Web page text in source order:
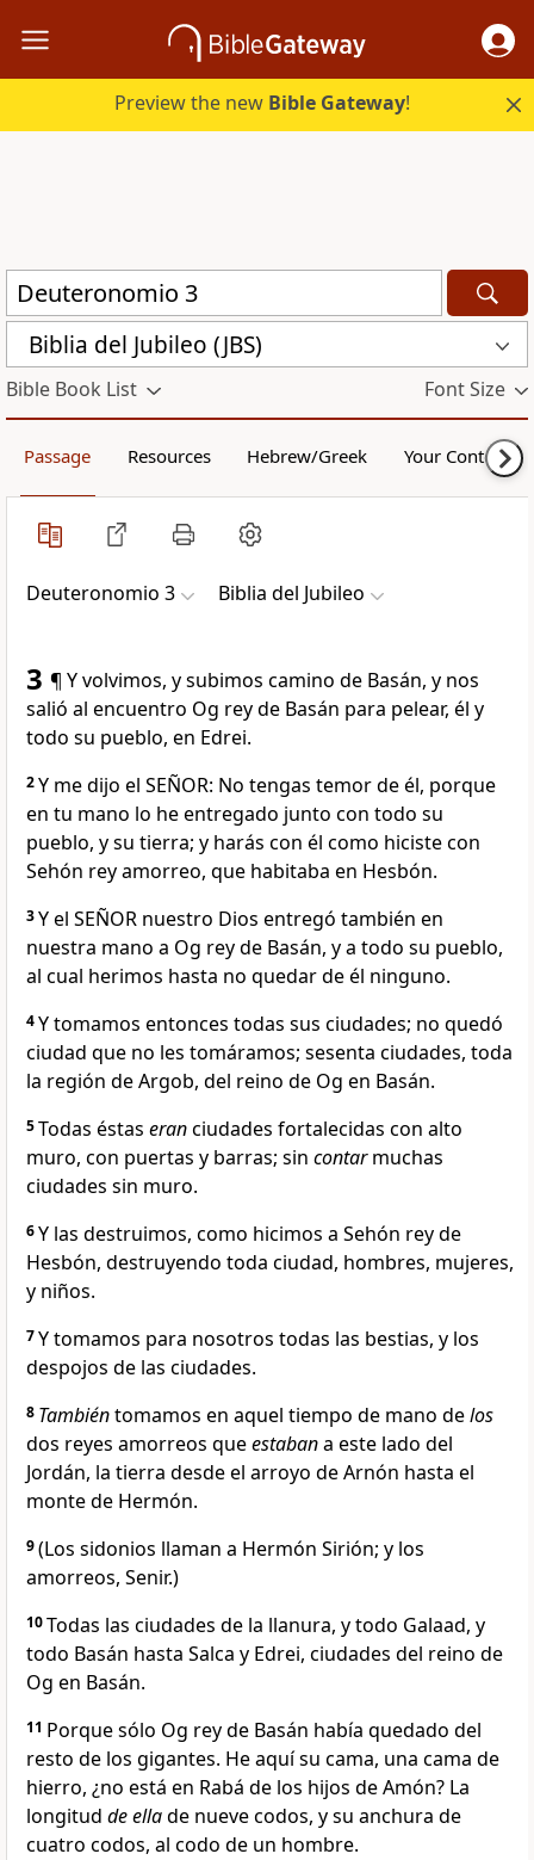
Preview the new Bible Gateway!
Biblia del Jubileo (JBS)
Bible Book List Font Size
Passage Resources Hebrew/Greek Your Content
Deuteronomio 3 Biblia del Jubileo
3 ¶ Y volvimos, y subimos camino de Basán, y nos
salió al encuentro Og rey de Basán para pelear, él y
todo su pueblo, en Edrei.
2Y me dijo el SEÑOR: No tengas temor de él, porque
en tu mano lo he entregado junto con todo su
pueblo, y su tierra; y harás con él como hiciste con
Sehón rey amorreo, que habitaba en Hesbón.
3Y el SEÑOR nuestro Dios entregó también en
nuestra mano a Og rey de Basán, y a todo su pueblo,
al cual herimos hasta no quedar de él ninguno.
4Y tomamos entonces todas sus ciudades; no quedó
ciudad que no les tomáramos; sesenta ciudades, toda
la región de Argob, del reino de Og en Basán.
5Todas éstas eranciudades fortalecidas con alto
muro, con puertas y barras; sin contarmuchas
ciudades sin muro.
6Y las destruimos, como hicimos a Sehón rey de
Hesbón, destruyendo toda ciudad, hombres, mujeres,
y niños.
7Y tomamos para nosotros todas las bestias, y los
despojos de las ciudades.
8 Tambiéntomamos en aquel tiempo de mano delos
dos reyes amorreos queestabana este lado del
Jordán, la tierra desde el arroyo de Arnón hasta el
monte de Hermón.
9(Los sidonios llaman a Hermón Sirión; y los
amorreos, Senir.)
10Todas las ciudades de la llanura, y todo Galaad, y
todo Basán hasta Salca y Edrei, ciudades del reino de
Og en Basán.
11 Porque sólo Og rey de Basán había quedado del
resto de los gigantes. He aquí su cama, una cama de
hierro, ¿no está en Rabá de los hijos de Amón? La
longitud de ellade nueve codos, y su anchura de
cuatro codos, al codo de un hombre.